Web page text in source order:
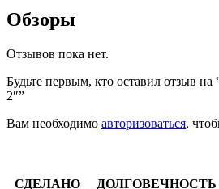
Обзоры
Отзывов пока нет.
Будьте первым, кто оставил отзыв
2″”
Вам необходимо авторизоваться,
СДЕЛАНО
ДОЛГОВЕЧНОСТЬ